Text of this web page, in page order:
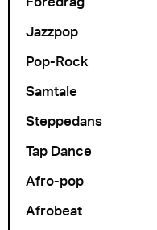
Jazzpop
Pop-Rock
Samtale
Steppedans
Tap Dance
Afro-pop
Afrobeat